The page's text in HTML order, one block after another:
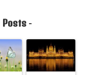
Posts-